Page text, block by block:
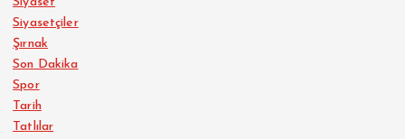
Siyasetçiler
Şırnak
Son Dakika
Spor
Tarih
Tatlılar